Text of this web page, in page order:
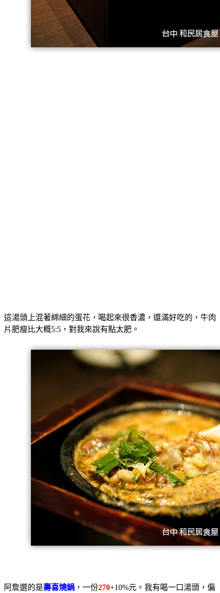
這湯頭上混著綿細的蛋花，喝起來很香濃，還滿好吃的，牛肉
片肥瘦比大概5:5，對我來說有點太肥。
阿詹選的是壽喜燒鍋 ，一份270+10%元。我有喝一口湯頭，偏